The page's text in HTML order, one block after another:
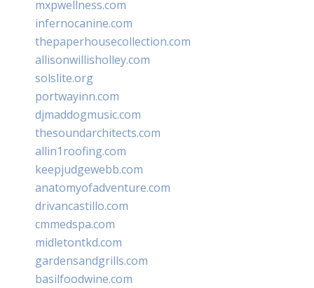
mxpwellness.com
infernocanine.com
thepaperhousecollection.com
allisonwillisholley.com
solslite.org
portwayinn.com
djmaddogmusic.com
thesoundarchitects.com
allin1roofing.com
keepjudgewebb.com
anatomyofadventure.com
drivancastillo.com
cmmedspa.com
midletontkd.com
gardensandgrills.com
basilfoodwine.com